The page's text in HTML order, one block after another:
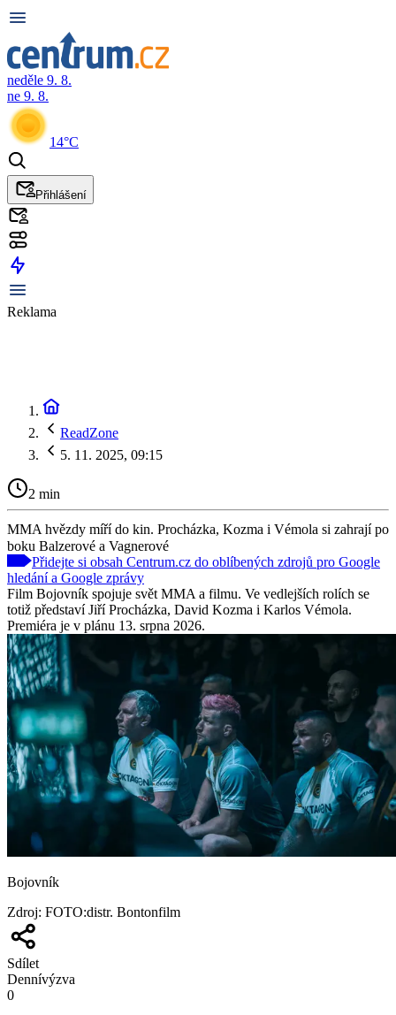
neděle 9. 8.
ne 9. 8.
14°C
Přihlášení
Reklama
ReadZone
5. 11. 2025, 09:15
2 min
MMA hvězdy míří do kin. Procházka, Kozma i Vémola si zahrají po
boku Balzerové a Vagnerové
Přidejte si obsah Centrum.cz do oblíbených zdrojů pro Google
hledání a Google zprávy
Film Bojovník spojuje svět MMA a filmu. Ve vedlejších rolích se
totiž představí Jiří Procházka, David Kozma i Karlos Vémola.
Premiéra je v plánu 13. srpna 2026.
Bojovník
Zdroj: FOTO:distr. Bontonfilm
Sdílet
Dennívýzva
0